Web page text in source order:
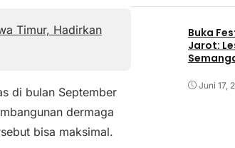
Timur, Hadirkan
di bulan September
dermaga
bisa maksimal.
Buka
Jarot:
Juni 17,